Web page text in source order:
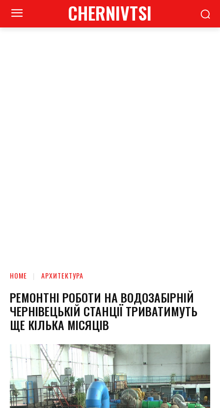
CHERNIVTSI
HOME АРХИТЕКТУРА
РЕМОНТНІ РОБОТИ НА ВОДОЗАБІРНІЙ
ЧЕРНІВЕЦЬКІЙ СТАНЦІЇ ТРИВАТИМУТЬ
ЩЕ КІЛЬКА МІСЯЦІВ